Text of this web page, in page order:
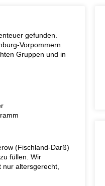
gefunden.
Vorpommern.
Gruppen und in
(Fischland-Darß)
füllen. Wir
altersgerecht,